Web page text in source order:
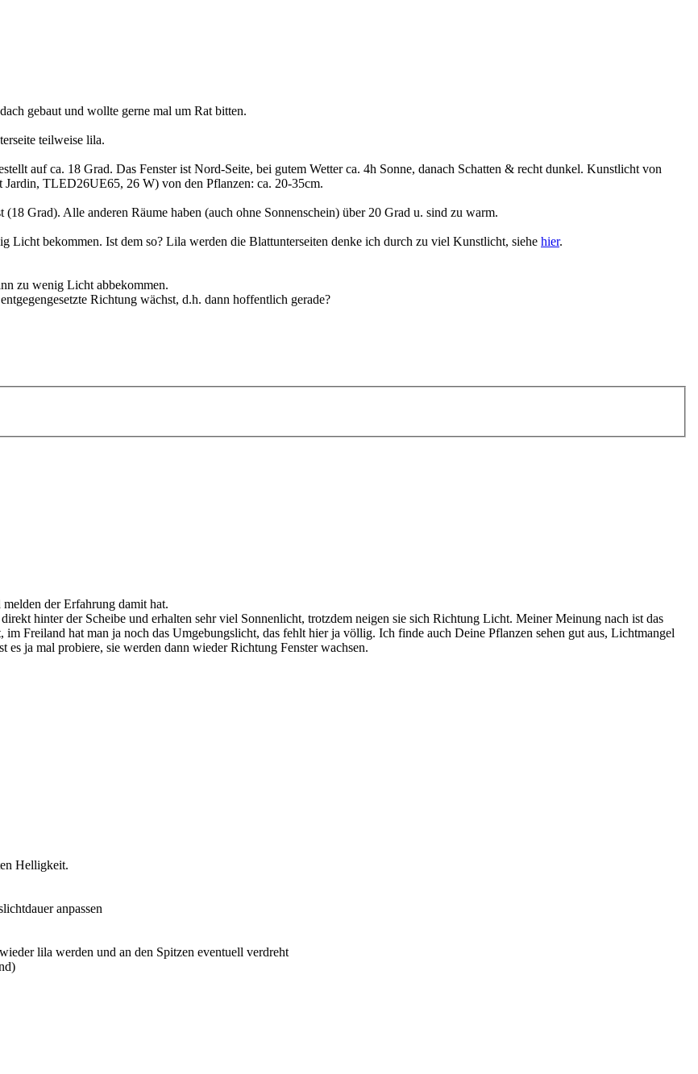
gebaut und wollte gerne mal um Rat bitten.
teilweise lila.
auf ca. 18 Grad. Das Fenster ist Nord-Seite, bei gutem Wetter ca. 4h Sonne, danach Schatten & recht dunkel. Kunstlicht von
TLED26UE65, 26 W) von den Pflanzen: ca. 20-35cm.
Grad). Alle anderen Räume haben (auch ohne Sonnenschein) über 20 Grad u. sind zu warm.
Licht bekommen. Ist dem so? Lila werden die Blattunterseiten denke ich durch zu viel Kunstlicht, siehe hier.
zu wenig Licht abbekommen.
Richtung wächst, d.h. dann hoffentlich gerade?
der Erfahrung damit hat.
hinter der Scheibe und erhalten sehr viel Sonnenlicht, trotzdem neigen sie sich Richtung Licht. Meiner Meinung nach ist das
Freiland hat man ja noch das Umgebungslicht, das fehlt hier ja völlig. Ich finde auch Deine Pflanzen sehen gut aus, Lichtmangel
ja mal probiere, sie werden dann wieder Richtung Fenster wachsen.
Helligkeit.
anpassen
lila werden und an den Spitzen eventuell verdreht